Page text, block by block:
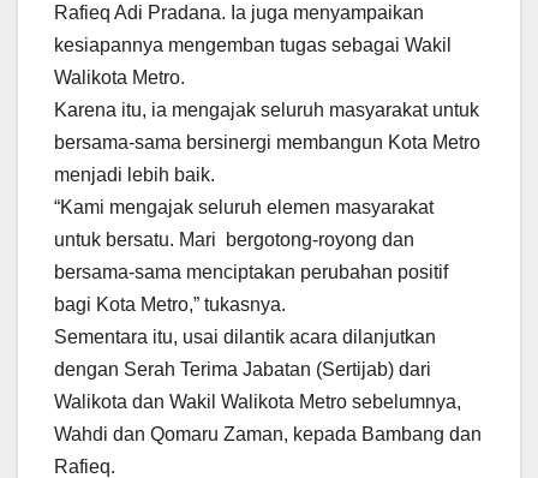
Rafieq Adi Pradana. Ia juga menyampaikan
kesiapannya mengemban tugas sebagai Wakil
Walikota Metro.
Karena itu, ia mengajak seluruh masyarakat untuk
bersama-sama bersinergi membangun Kota Metro
menjadi lebih baik.
“Kami mengajak seluruh elemen masyarakat
untuk bersatu. Mari bergotong-royong dan
bersama-sama menciptakan perubahan positif
bagi Kota Metro,” tukasnya.
Sementara itu, usai dilantik acara dilanjutkan
dengan Serah Terima Jabatan (Sertijab) dari
Walikota dan Wakil Walikota Metro sebelumnya,
Wahdi dan Qomaru Zaman, kepada Bambang dan
Rafieq.